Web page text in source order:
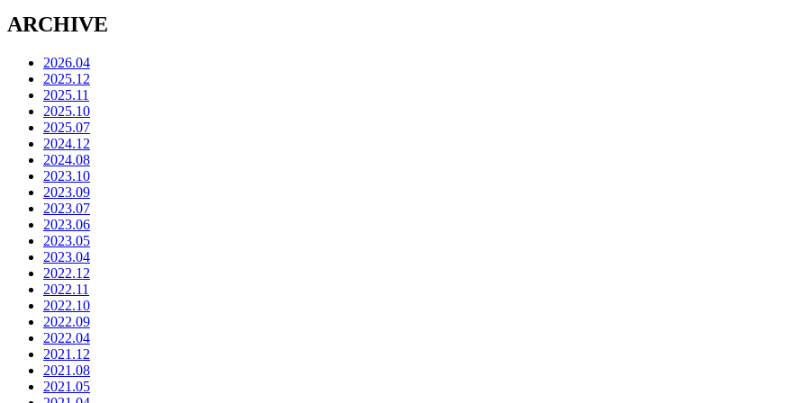
ARCHIVE
2026.04
2025.12
2025.11
2025.10
2025.07
2024.12
2024.08
2023.10
2023.09
2023.07
2023.06
2023.05
2023.04
2022.12
2022.11
2022.10
2022.09
2022.04
2021.12
2021.08
2021.05